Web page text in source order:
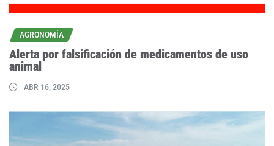
AGRONOMÍA
Alerta por falsificación de medicamentos de uso
animal
ABR 16, 2025